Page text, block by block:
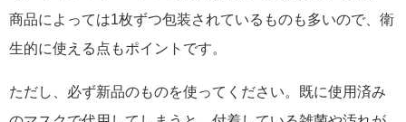
商品によっては1枚ずつ包装されているものも多いので、衛
生的に使える点もポイントです。
ただし、必ず新品のものを使ってください。既に使用済み